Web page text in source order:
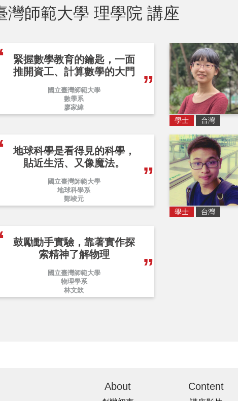
灣師範大學 理學院 講座
緊握數學教育的鑰匙，一面
推開資工、計算數學的大門
國立臺灣師範大學
數學系
廖家緯
學士 台灣
地球科學是看得見的科學，
貼近生活、又像魔法。
國立臺灣師範大學
地球科學系
鄭竣元
學士 台灣
鼓勵動手實驗，靠著實作探
索精神了解物理
國立臺灣師範大學
物理學系
林文欽
About Content